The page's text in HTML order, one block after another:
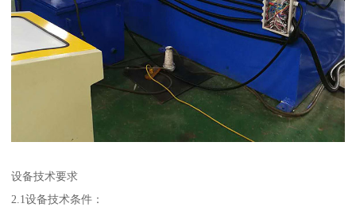
设备技术要求
2.1设备技术条件：